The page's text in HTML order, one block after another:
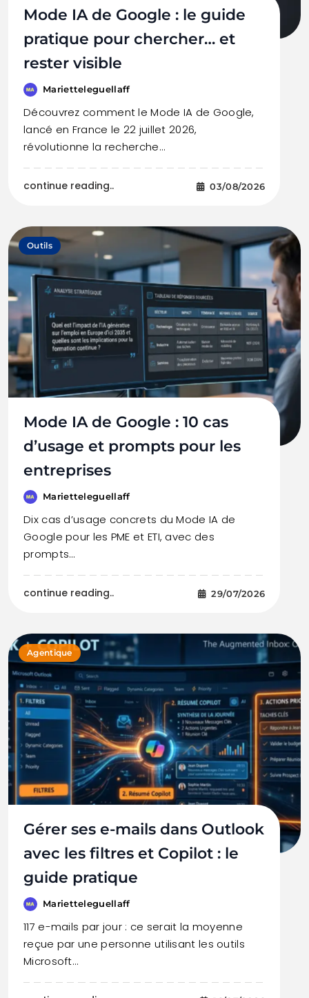
Mode IA de Google : le guide
pratique pour chercher… et
rester visible
Marietteleguellaff
Découvrez comment le Mode IA de Google,
lancé en France le 22 juillet 2026,
révolutionne la recherche…
continue reading.. 03/08/2026
Outils
Mode IA de Google : 10 cas
d’usage et prompts pour les
entreprises
Marietteleguellaff
Dix cas d’usage concrets du Mode IA de
Google pour les PME et ETI, avec des
prompts…
continue reading.. 29/07/2026
Agentique
Gérer ses e-mails dans Outlook
avec les filtres et Copilot : le
guide pratique
Marietteleguellaff
117 e-mails par jour : ce serait la moyenne
reçue par une personne utilisant les outils
Microsoft…